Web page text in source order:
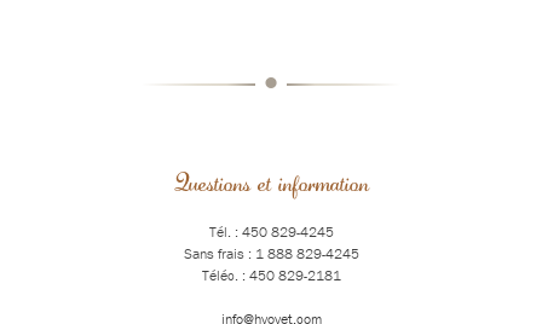
•
Questions et information
Tél. : 450 829-4245
Sans frais : 1 888 829-4245
Téléc. : 450 829-2181
info@hvovet.com